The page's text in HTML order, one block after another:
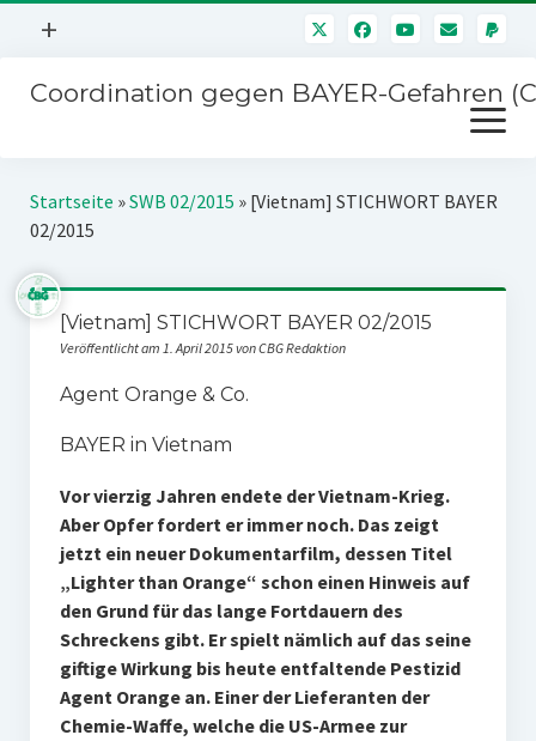
Menü
+
Mitmachen
Über uns
Kontakt
Impressum
Coordination gegen BAYER-Gefahren
Menü
öffnen
Kampagnen
Stichwort BAYER
Jahrestagung
SPENDEN
Startseite »SWB 02/2015 » [Vietnam] STICHWORT BAYER
02/2015
[Vietnam] STICHWORT BAYER 02/2015
Veröffentlicht am 1. April 2015 von CBG Redaktion
Agent Orange & Co.
BAYER in Vietnam
Vor vierzig Jahren endete der Vietnam-Krieg.
Aber Opfer fordert er immer noch. Das zeigt
jetzt ein neuer Dokumentarfilm, dessen Titel
„Lighter than Orange“ schon einen Hinweis auf
den Grund für das lange Fortdauern des
Schreckens gibt. Er spielt nämlich auf das seine
giftige Wirkung bis heute entfaltende Pestizid
Agent Orange an. Einer der Lieferanten der
Chemie-Waffe, welche die US-Armee zur